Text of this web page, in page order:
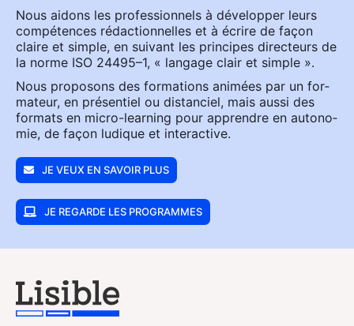
Nous aidons les pro­fes­sion­nels à déve­lop­per leurs
com­pé­tences rédac­tion­nelles et à écrire de façon
claire et simple, en sui­vant les prin­cipes direc­teurs de
la norme ISO 24495–1, « lan­gage clair et simple ».
Nous pro­po­sons des for­ma­tions ani­mées par un for­
ma­teur, en pré­sen­tiel ou dis­tan­ciel, mais aus­si des
for­mats en micro-lear­ning pour apprendre en auto­no­
mie, de façon ludique et inter­ac­tive.
JE VEUX EN SAVOIR PLUS
JE REGARDE LES PROGRAMMES